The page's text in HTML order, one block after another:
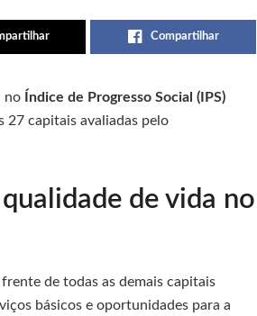
Compartilhar
no
Índice de Progresso Social (IPS)
27 capitais avaliadas pelo
de vida no
de todas as demais capitais
básicos e oportunidades para a